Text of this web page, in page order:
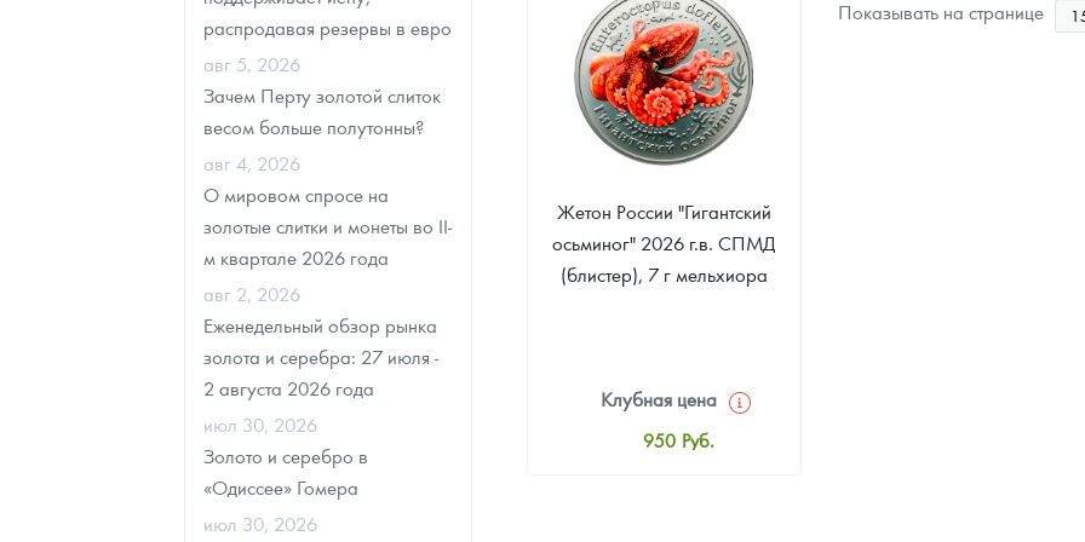
Наборы подарочных и коллекционных монет
Монеты и жетоны из недрагоценных металлов
распродавая резервы в евро
авг 5, 2026
Зачем Перту золотой слиток
весом больше полутонны?
авг 4, 2026
О мировом спросе на
золотые слитки и монеты во II-
м квартале 2026 года
авг 2, 2026
Еженедельный обзор рынка
золота и серебра: 27 июля -
2 августа 2026 года
июл 30, 2026
Золото и серебро в
«Одиссее» Гомера
июл 30, 2026
Звоните Звоните
Жетон России "Гигантский
осьминог" 2026 г.в. СПМД
(блистер), 7 г мельхиора
Клубная цена
950 Руб.
Показывать на странице